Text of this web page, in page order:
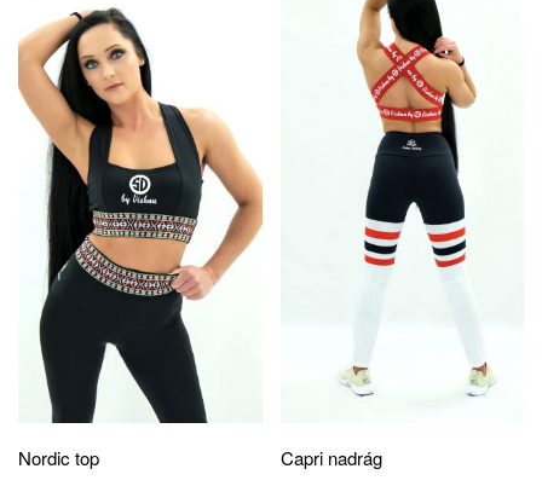
Nordic top Capri nadrág